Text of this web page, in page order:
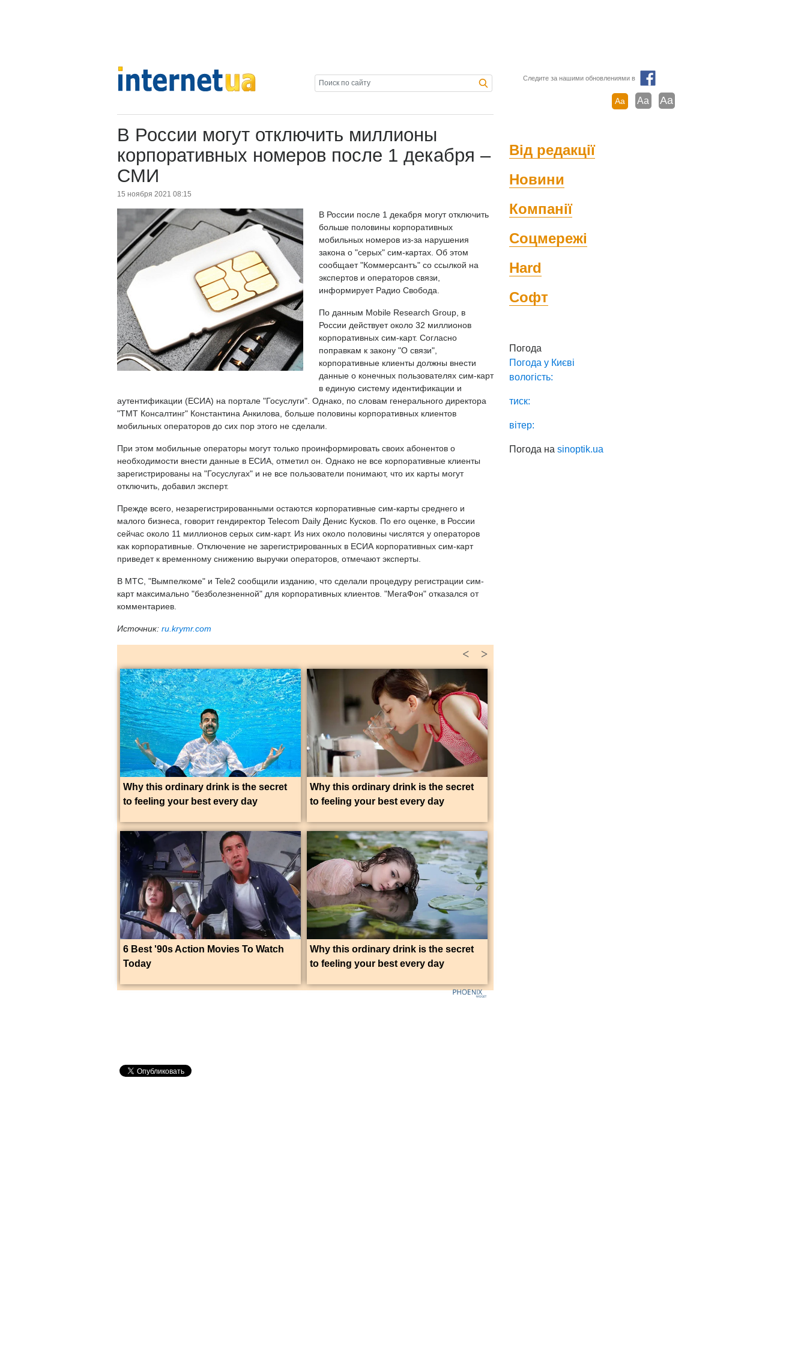
Следите за нашими обновлениями в
Aa Aa Aa
В России могут отключить миллионы
корпоративных номеров после 1 декабря –
СМИ
15 ноября 2021 08:15
В России после 1 декабря могут отключить
больше половины корпоративных
мобильных номеров из-за нарушения
закона о "серых" сим-картах. Об этом
сообщает "Коммерсантъ" со ссылкой на
экспертов и операторов связи,
информирует Радио Свобода.
По данным Mobile Research Group, в
России действует около 32 миллионов
корпоративных сим-карт. Согласно
поправкам к закону "О связи",
корпоративные клиенты должны внести
данные о конечных пользователях сим-карт
в единую систему идентификации и
аутентификации (ЕСИА) на портале "Госуслуги". Однако, по словам генерального директора
"ТМТ Консалтинг" Константина Анкилова, больше половины корпоративных клиентов
мобильных операторов до сих пор этого не сделали.
При этом мобильные операторы могут только проинформировать своих абонентов о
необходимости внести данные в ЕСИА, отметил он. Однако не все корпоративные клиенты
зарегистрированы на "Госуслугах" и не все пользователи понимают, что их карты могут
отключить, добавил эксперт.
Прежде всего, незарегистрированными остаются корпоративные сим-карты среднего и
малого бизнеса, говорит гендиректор Telecom Daily Денис Кусков. По его оценке, в России
сейчас около 11 миллионов серых сим-карт. Из них около половины числятся у операторов
как корпоративные. Отключение не зарегистрированных в ЕСИА корпоративных сим-карт
приведет к временному снижению выручки операторов, отмечают эксперты.
В МТС, "Вымпелкоме" и Tele2 сообщили изданию, что сделали процедуру регистрации сим-
карт максимально "безболезненной" для корпоративных клиентов. "МегаФон" отказался от
комментариев.
Источник: ru.krymr.com
>
<
Why this ordinary drink is the secret
to feeling your best every day
Why this ordinary drink is the secret
to feeling your best every day
6 Best '90s Action Movies To Watch
Today
Why this ordinary drink is the secret
to feeling your best every day
Від редакції
Новини
Компанії
Соцмережі
Hard
Софт
Погода
Погода у Києві
вологість:
тиск:
вітер:
Погода наsinoptik.ua